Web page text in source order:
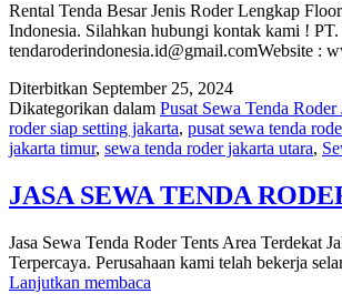
Rental Tenda Besar Jenis Roder Lengkap
Indonesia. Silahkan hubungi kontak kami !
tendaroderindonesia.id@gmail.comWebsite :
Diterbitkan September 25, 2024
Dikategorikan dalam Pusat Sewa Tenda Roder
roder siap setting jakarta, pusat sewa tenda
jakarta timur, sewa tenda roder jakarta utara,
JASA SEWA TENDA
Jasa Sewa Tenda Roder Tents Area Terdekat
Terpercaya. Perusahaan kami telah bekerja
Lanjutkan membaca